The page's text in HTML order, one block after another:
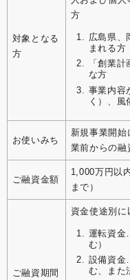
対象となる
方
方
広島県、
まれる方
「創業
な方
事業内容
く）、
お使いみち
新規事業開
業前からの融
ご融資金額
1,000万円以
まで）
ご融資期間
資金使途別に
運転資金
む）
設備資金
む、また